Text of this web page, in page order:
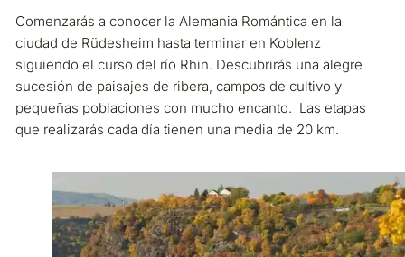
Comenzarás a conocer la Alemania Romántica en la
ciudad de Rüdesheim hasta terminar en Koblenz
siguiendo el curso del río Rhin. Descubrirás una alegre
sucesión de paisajes de ribera, campos de cultivo y
pequeñas poblaciones con mucho encanto. Las etapas
que realizarás cada día tienen una media de 20 km.